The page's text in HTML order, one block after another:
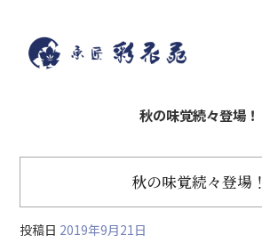
秋の味覚続々登場！
秋の味覚続々登場！
投稿日 2019年9月21日